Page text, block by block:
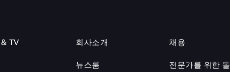
TV 회사소개
뉴스룸
채용
전문가를 위한 돌